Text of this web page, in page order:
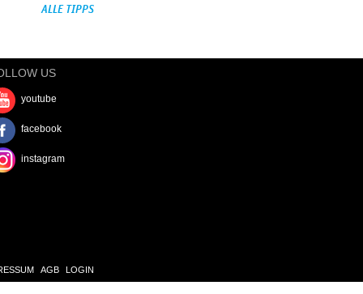
ALLE TIPPS
US
youtube
facebook
instagram
AGB LOGIN